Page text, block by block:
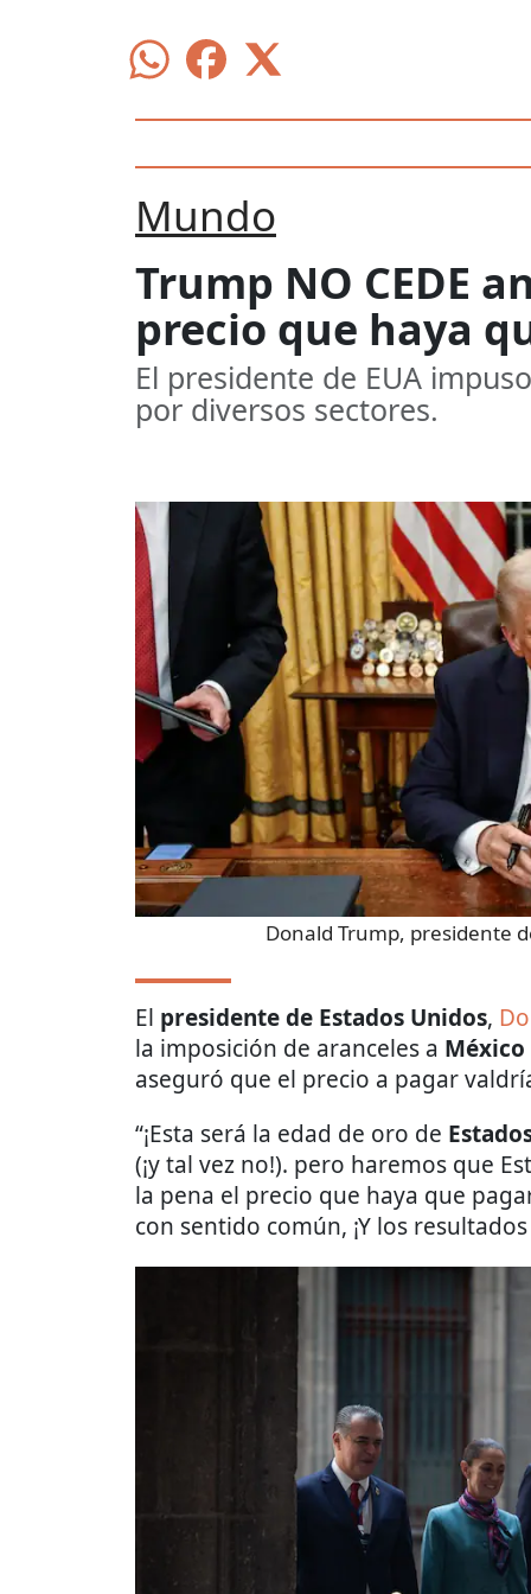
Mundo
Trump NO CEDE
precio que haya
El presidente de EUA
por diversos sectores.
Donald Trump, presidente
El presidente de Estados Unidos,
la imposición de aranceles a México
aseguró que el precio a pagar
“¡Esta será la edad de oro de
(¡y tal vez no!). pero haremos que
la pena el precio que haya que
con sentido común, ¡Y los